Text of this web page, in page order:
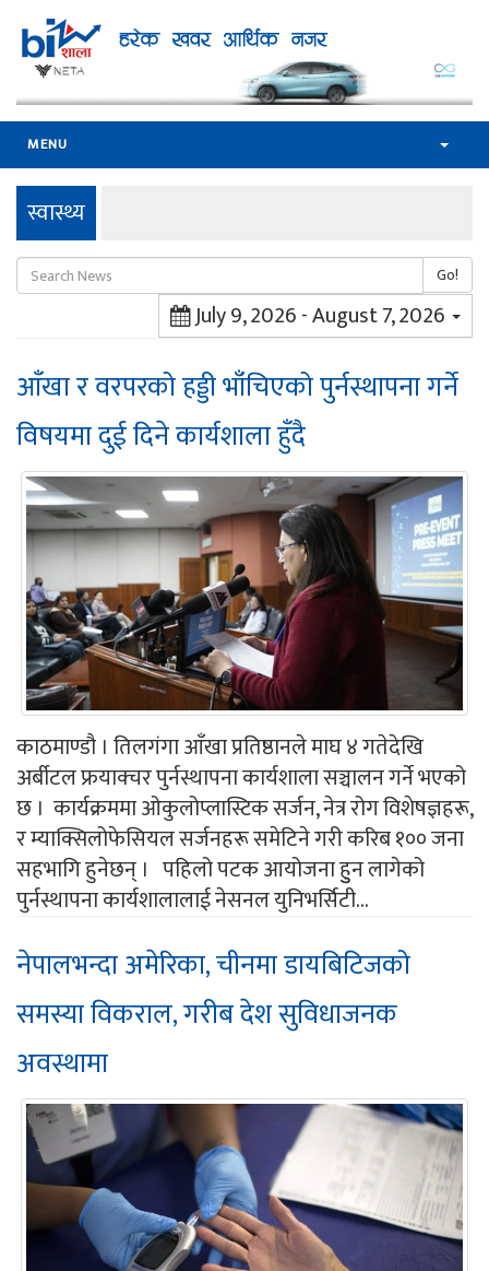
MENU
स्वास्थ्य
Go!
July 9, 2026 - August 7, 2026
आँखा र वरपरको हड्डी भाँचिएको पुर्नस्थापना गर्ने
विषयमा दुई दिने कार्यशाला हुँदै
काठमाण्डौ । तिलगंगा आँखा प्रतिष्ठानले माघ ४ गतेदेखि
अर्बीटल फ्रयाक्चर पुर्नस्थापना कार्यशाला सञ्चालन गर्ने भएको
छ । कार्यक्रममा ओकुलोप्लास्टिक सर्जन, नेत्र रोग विशेषज्ञहरू,
र म्याक्सिलोफेसियल सर्जनहरू समेटिने गरी करिब १०० जना
सहभागि हुनेछन् । पहिलो पटक आयोजना हुुन लागेको
पुर्नस्थापना कार्यशालालाई नेसनल युनिभर्सिटी...
नेपालभन्दा अमेरिका, चीनमा डायबिटिजको
समस्या विकराल, गरीब देश सुविधाजनक
अवस्थामा